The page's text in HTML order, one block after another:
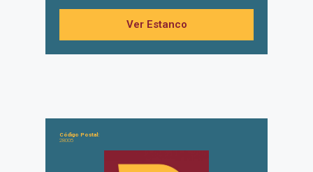
Ver Estanco
Código Postal:
28005